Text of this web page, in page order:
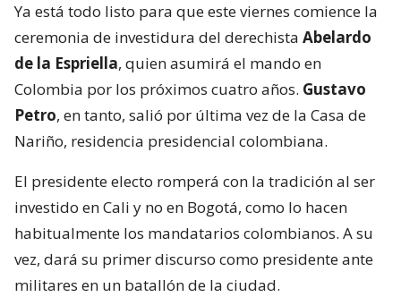
Ya está todo listo para que este viernes comience la
ceremonia de investidura del derechista Abelardo
de la Espriella, quien asumirá el mando en
Colombia por los próximos cuatro años. Gustavo
Petro, en tanto, salió por última vez de la Casa de
Nariño, residencia presidencial colombiana.
El presidente electo romperá con la tradición al ser
investido en Cali y no en Bogotá, como lo hacen
habitualmente los mandatarios colombianos. A su
vez, dará su primer discurso como presidente ante
militares en un batallón de la ciudad.